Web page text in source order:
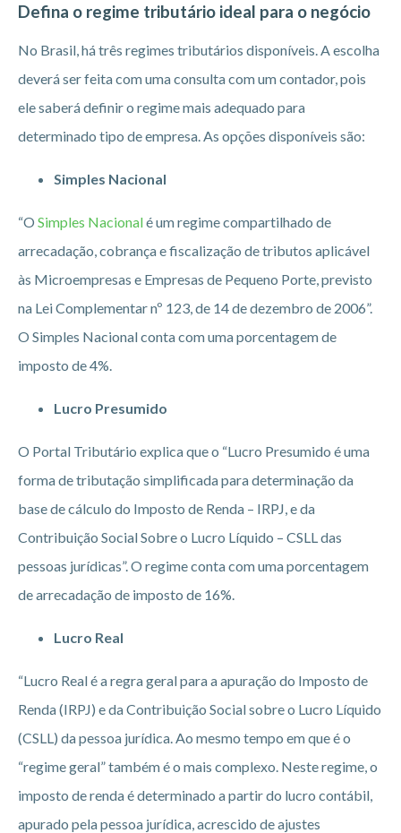
Defina o regime tributário ideal para o negócio
No Brasil, há três regimes tributários disponíveis. A escolha
deverá ser feita com uma consulta com um contador, pois
ele saberá definir o regime mais adequado para
determinado tipo de empresa. As opções disponíveis são:
Simples Nacional
“O Simples Nacionalé um regime compartilhado de
arrecadação, cobrança e fiscalização de tributos aplicável
às Microempresas e Empresas de Pequeno Porte, previsto
na Lei Complementar nº 123, de 14 de dezembro de 2006”.
O Simples Nacional conta com uma porcentagem de
imposto de 4%.
Lucro Presumido
O Portal Tributário explica que o “Lucro Presumido é uma
forma de tributação simplificada para determinação da
base de cálculo do Imposto de Renda – IRPJ, e da
Contribuição Social Sobre o Lucro Líquido – CSLL das
pessoas jurídicas”. O regime conta com uma porcentagem
de arrecadação de imposto de 16%.
Lucro Real
“Lucro Real é a regra geral para a apuração do Imposto de
Renda (IRPJ) e da Contribuição Social sobre o Lucro Líquido
(CSLL) da pessoa jurídica. Ao mesmo tempo em que é o
“regime geral” também é o mais complexo. Neste regime, o
imposto de renda é determinado a partir do lucro contábil,
apurado pela pessoa jurídica, acrescido de ajustes